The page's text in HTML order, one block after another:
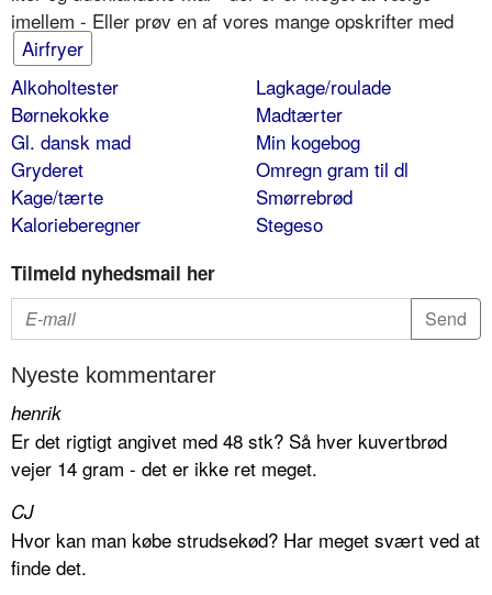
imellem - Eller prøv en af vores mange opskrifter med
Airfryer
Alkoholtester
Børnekokke
Gl. dansk mad
Gryderet
Kage/tærte
Kalorieberegner
Lagkage/roulade
Madtærter
Min kogebog
Omregn gram til dl
Smørrebrød
Stegeso
Tilmeld nyhedsmail her
Nyeste kommentarer
henrik
Er det rigtigt angivet med 48 stk? Så hver kuvertbrød
vejer 14 gram - det er ikke ret meget.
CJ
Hvor kan man købe strudsekød? Har meget svært ved at
finde det.